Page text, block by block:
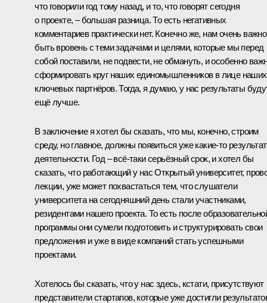
что говорили год тому назад, и то, что говорят сегодня
о проекте, – большая разница. То есть негативных
комментариев практически нет. Конечно же, нам очень важно
быть вровень с теми задачами и целями, которые мы перед
собой поставили, не подвести, не обмануть, и особенно
сформировать круг наших единомышленников в лице наших
ключевых партнёров. Тогда, я думаю, у нас результаты
ещё лучше.
В заключение я хотел бы сказать, что мы, конечно, строим
среду, но главное, должны появиться уже какие‑то
деятельности. Год – всё‑таки серьёзный срок, и хотел бы
сказать, что работающий у нас Открытый университет,
лекции, уже может похвастаться тем, что слушатели
университета на сегодняшний день стали участниками,
резидентами нашего проекта. То есть после
программы они сумели подготовить и структурировать свои
предложения и уже в виде компаний стать успешными
проектами.
Хотелось бы сказать, что у нас здесь, кстати, присутствуют
представители стартапов, которые уже достигли